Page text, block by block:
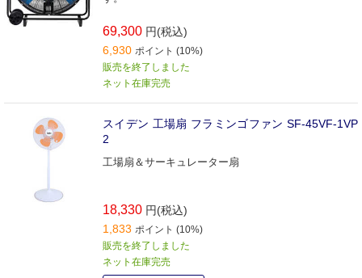
69,300 円(税込)
6,930 ポイント (10%)
販売を終了しました
ネット在庫完売
スイデン 工場扇 フラミンゴファン SF-45VF-1VP
2
工場扇＆サーキュレーター扇
18,330 円(税込)
1,833 ポイント (10%)
販売を終了しました
ネット在庫完売